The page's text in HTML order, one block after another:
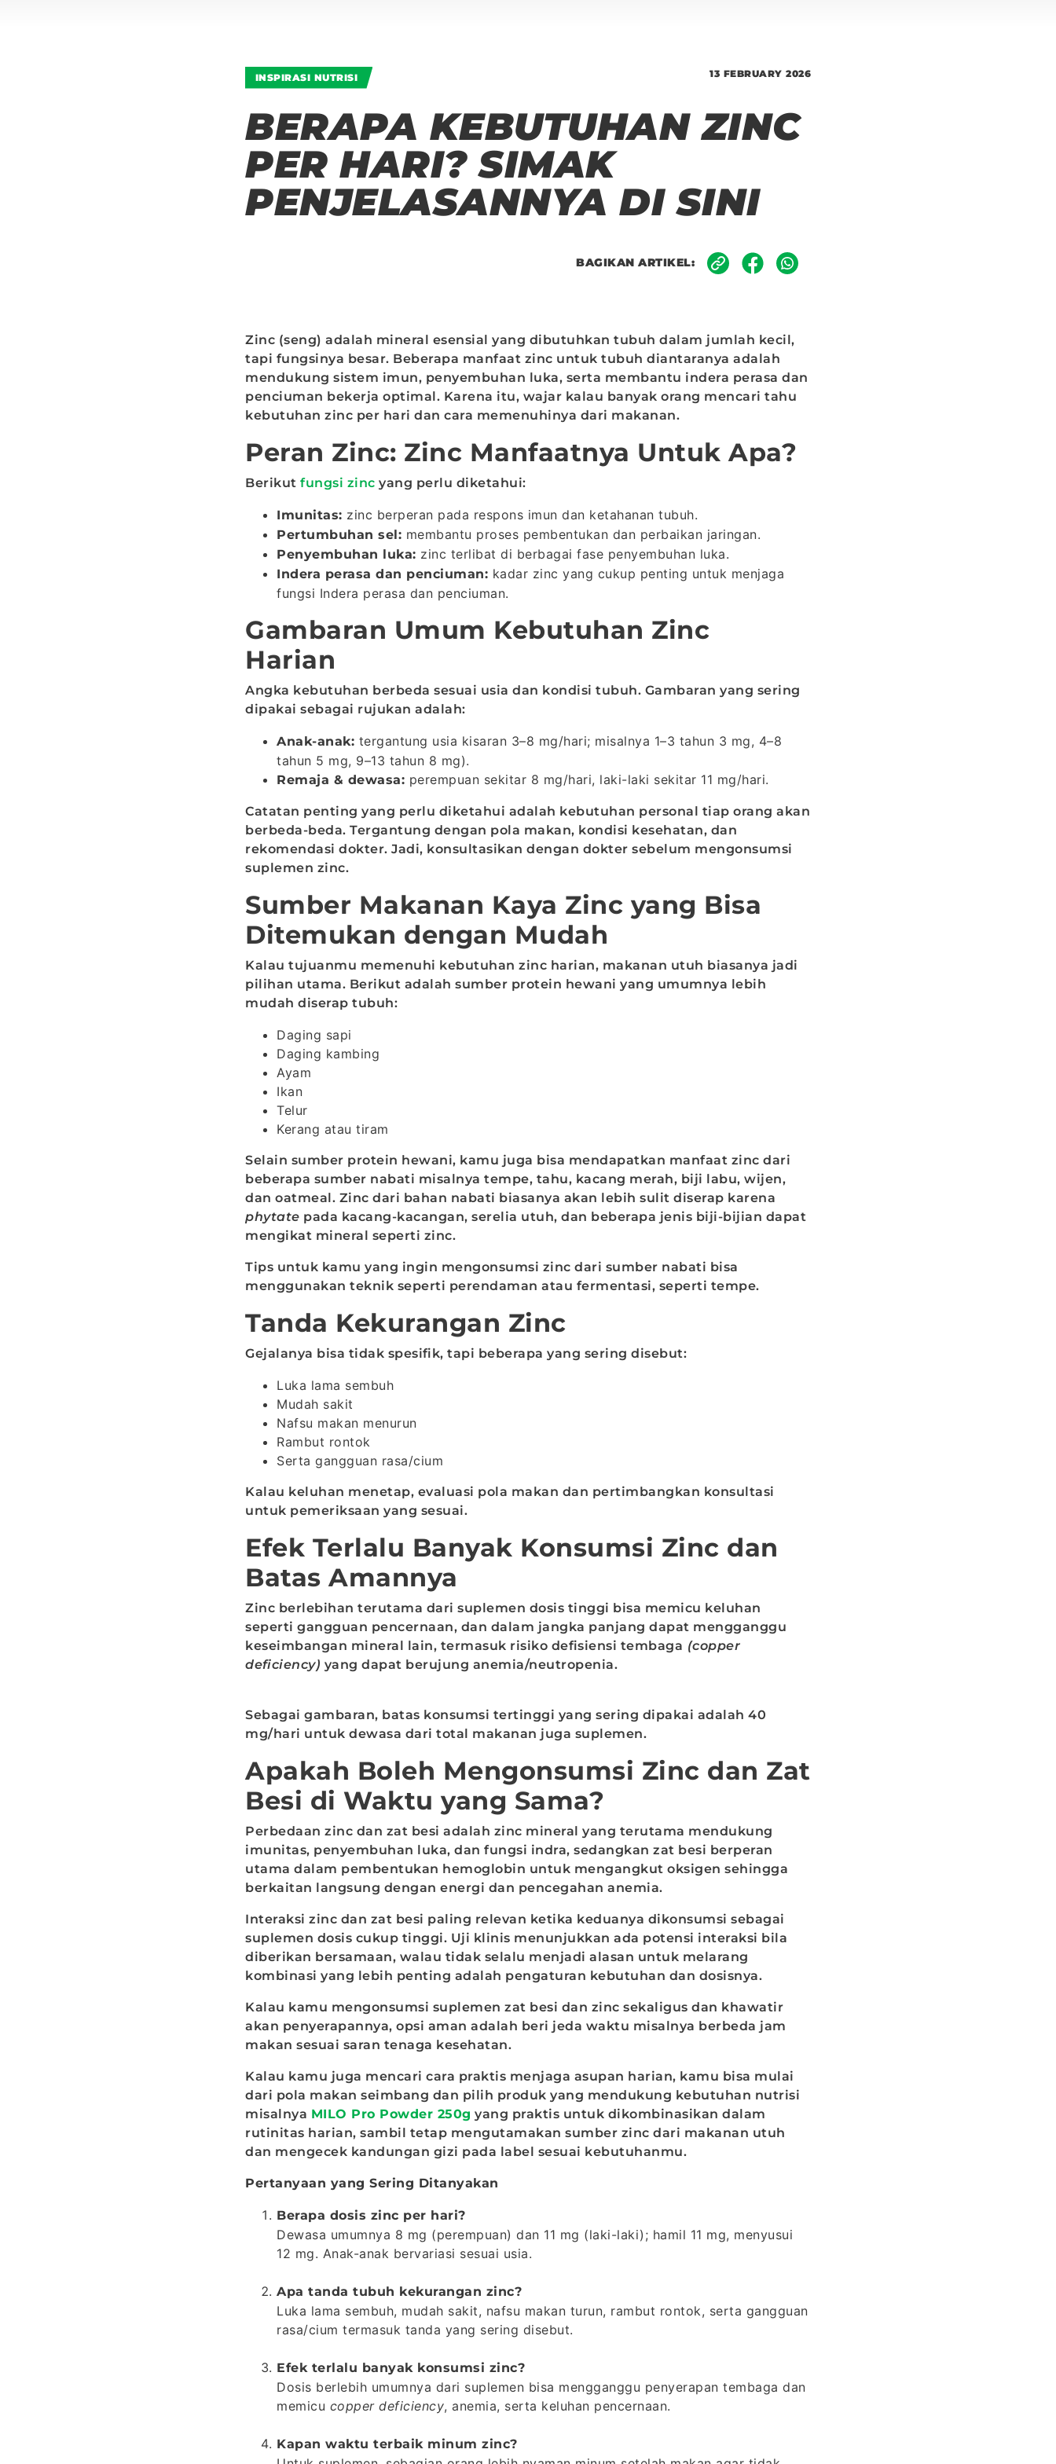
INSPIRASI NUTRISI 13 FEBRUARY 2026
BERAPA KEBUTUHAN ZINC
PER HARI? SIMAK
PENJELASANNYA DI SINI
BAGIKAN ARTIKEL:
Zinc (seng) adalah mineral esensial yang dibutuhkan tubuh dalam jumlah kecil,
tapi fungsinya besar. Beberapa manfaat zinc untuk tubuh diantaranya adalah
mendukung sistem imun, penyembuhan luka, serta membantu indera perasa dan
penciuman bekerja optimal. Karena itu, wajar kalau banyak orang mencari tahu
kebutuhan zinc per hari dan cara memenuhinya dari makanan.
Peran Zinc: Zinc Manfaatnya Untuk Apa?
Berikut fungsi zinc yang perlu diketahui:
Imunitas: zinc berperan pada respons imun dan ketahanan tubuh.
Pertumbuhan sel: membantu proses pembentukan dan perbaikan jaringan.
Penyembuhan luka: zinc terlibat di berbagai fase penyembuhan luka.
Indera perasa dan penciuman: kadar zinc yang cukup penting untuk menjaga
fungsi Indera perasa dan penciuman.
Gambaran Umum Kebutuhan Zinc
Harian
Angka kebutuhan berbeda sesuai usia dan kondisi tubuh. Gambaran yang sering
dipakai sebagai rujukan adalah:
Anak-anak: tergantung usia kisaran 3–8 mg/hari; misalnya 1–3 tahun 3 mg, 4–8
tahun 5 mg, 9–13 tahun 8 mg).
Remaja & dewasa: perempuan sekitar 8 mg/hari, laki-laki sekitar 11 mg/hari.
Catatan penting yang perlu diketahui adalah kebutuhan personal tiap orang akan
berbeda-beda. Tergantung dengan pola makan, kondisi kesehatan, dan
rekomendasi dokter. Jadi, konsultasikan dengan dokter sebelum mengonsumsi
suplemen zinc.
Sumber Makanan Kaya Zinc yang Bisa
Ditemukan dengan Mudah
Kalau tujuanmu memenuhi kebutuhan zinc harian, makanan utuh biasanya jadi
pilihan utama. Berikut adalah sumber protein hewani yang umumnya lebih
mudah diserap tubuh:
Daging sapi
Daging kambing
Ayam
Ikan
Telur
Kerang atau tiram
Selain sumber protein hewani, kamu juga bisa mendapatkan manfaat zinc dari
beberapa sumber nabati misalnya tempe, tahu, kacang merah, biji labu, wijen,
dan oatmeal. Zinc dari bahan nabati biasanya akan lebih sulit diserap karena
phytate pada kacang-kacangan, serelia utuh, dan beberapa jenis biji-bijian dapat
mengikat mineral seperti zinc.
Tips untuk kamu yang ingin mengonsumsi zinc dari sumber nabati bisa
menggunakan teknik seperti perendaman atau fermentasi, seperti tempe.
Tanda Kekurangan Zinc
Gejalanya bisa tidak spesifik, tapi beberapa yang sering disebut:
Luka lama sembuh
Mudah sakit
Nafsu makan menurun
Rambut rontok
Serta gangguan rasa/cium
Kalau keluhan menetap, evaluasi pola makan dan pertimbangkan konsultasi
untuk pemeriksaan yang sesuai.
Efek Terlalu Banyak Konsumsi Zinc dan
Batas Amannya
Zinc berlebihan terutama dari suplemen dosis tinggi bisa memicu keluhan
seperti gangguan pencernaan, dan dalam jangka panjang dapat mengganggu
keseimbangan mineral lain, termasuk risiko defisiensi tembaga (copper
deficiency) yang dapat berujung anemia/neutropenia.
Sebagai gambaran, batas konsumsi tertinggi yang sering dipakai adalah 40
mg/hari untuk dewasa dari total makanan juga suplemen.
Apakah Boleh Mengonsumsi Zinc dan Zat
Besi di Waktu yang Sama?
Perbedaan zinc dan zat besi adalah zinc mineral yang terutama mendukung
imunitas, penyembuhan luka, dan fungsi indra, sedangkan zat besi berperan
utama dalam pembentukan hemoglobin untuk mengangkut oksigen sehingga
berkaitan langsung dengan energi dan pencegahan anemia.
Interaksi zinc dan zat besi paling relevan ketika keduanya dikonsumsi sebagai
suplemen dosis cukup tinggi. Uji klinis menunjukkan ada potensi interaksi bila
diberikan bersamaan, walau tidak selalu menjadi alasan untuk melarang
kombinasi yang lebih penting adalah pengaturan kebutuhan dan dosisnya.
Kalau kamu mengonsumsi suplemen zat besi dan zinc sekaligus dan khawatir
akan penyerapannya, opsi aman adalah beri jeda waktu misalnya berbeda jam
makan sesuai saran tenaga kesehatan.
Kalau kamu juga mencari cara praktis menjaga asupan harian, kamu bisa mulai
dari pola makan seimbang dan pilih produk yang mendukung kebutuhan nutrisi
misalnya MILO Pro Powder 250g yang praktis untuk dikombinasikan dalam
rutinitas harian, sambil tetap mengutamakan sumber zinc dari makanan utuh
dan mengecek kandungan gizi pada label sesuai kebutuhanmu.
Pertanyaan yang Sering Ditanyakan
Berapa dosis zinc per hari?
Dewasa umumnya 8 mg (perempuan) dan 11 mg (laki-laki); hamil 11 mg, menyusui
12 mg. Anak-anak bervariasi sesuai usia.
Apa tanda tubuh kekurangan zinc?
Luka lama sembuh, mudah sakit, nafsu makan turun, rambut rontok, serta gangguan
rasa/cium termasuk tanda yang sering disebut.
Efek terlalu banyak konsumsi zinc?
Dosis berlebih umumnya dari suplemen bisa mengganggu penyerapan tembaga dan
memicu copper deficiency, anemia, serta keluhan pencernaan.
Kapan waktu terbaik minum zinc?